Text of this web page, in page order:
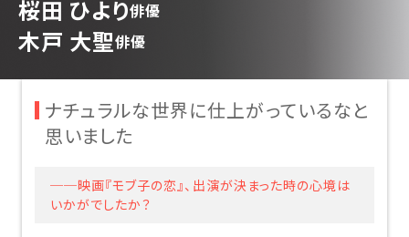
桜田 ひより俳優
木戸 大聖俳優
ナチュラルな世界に仕上がっているなと
思いました
──映画『モブ子の恋』、出演が決まった時の心境は
いかがでしたか？